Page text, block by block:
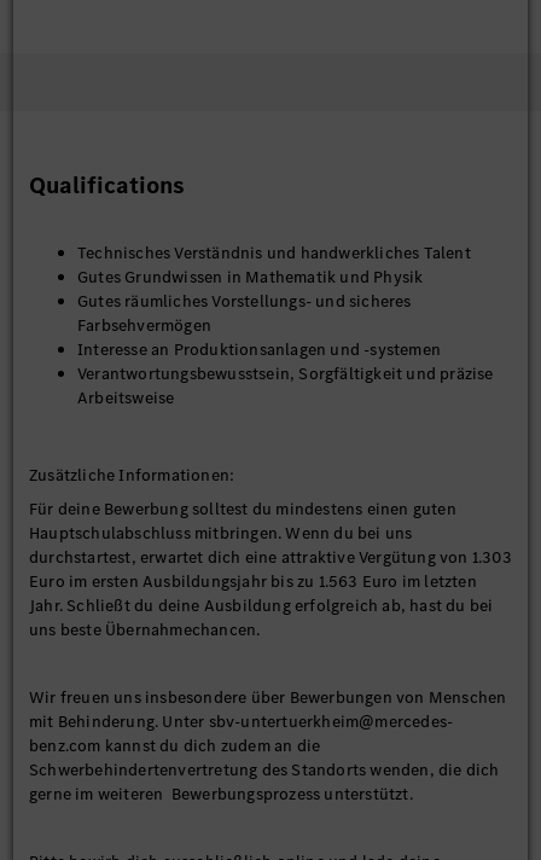
Qualifications
Technisches Verständnis und handwerkliches Talent
Gutes Grundwissen in Mathematik und Physik
Gutes räumliches Vorstellungs- und sicheres
Farbsehvermögen
Interesse an Produktionsanlagen und -systemen
Verantwortungsbewusstsein, Sorgfältigkeit und präzise
Arbeitsweise
Zusätzliche Informationen:
Für deine Bewerbung solltest du mindestens einen guten
Hauptschulabschluss mitbringen. Wenn du bei uns
durchstartest, erwartet dich eine attraktive Vergütung von 1.303
Euro im ersten Ausbildungsjahr bis zu 1.563 Euro im letzten
Jahr. Schließt du deine Ausbildung erfolgreich ab, hast du bei
uns beste Übernahmechancen.
Wir freuen uns insbesondere über Bewerbungen von Menschen
mit Behinderung. Unter sbv-untertuerkheim@mercedes-
benz.com kannst du dich zudem an die
Schwerbehindertenvertretung des Standorts wenden, die dich
gerne im weiteren Bewerbungsprozess unterstützt.